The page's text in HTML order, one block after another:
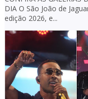
DIA O São João de
edição 2026, e...